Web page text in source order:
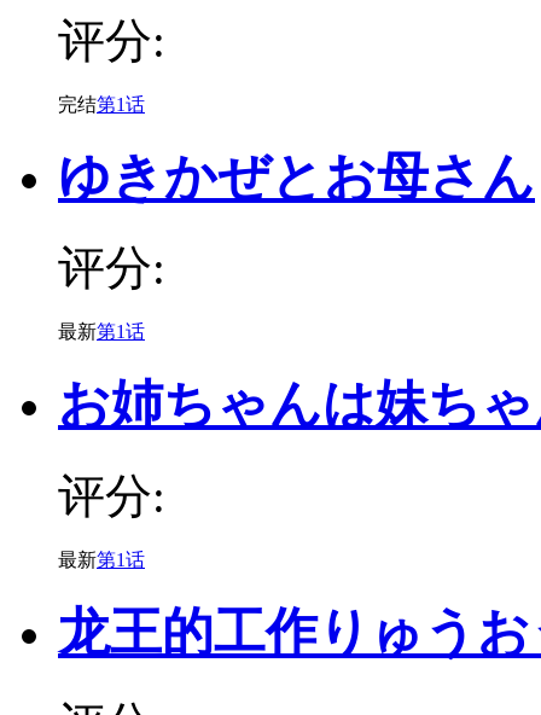
评分:
完结第1话
ゆきかぜとお母さん
评分:
最新第1话
お姉ちゃんは妹ち
评分:
最新第1话
龙王的工作りゅう